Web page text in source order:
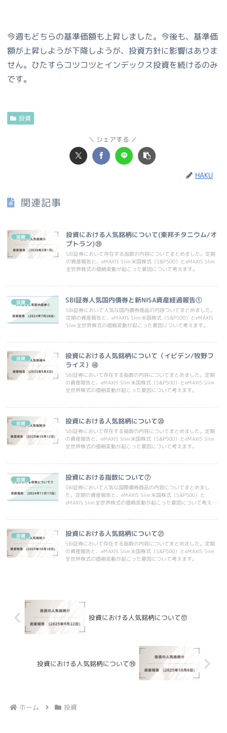
今週もどちらの基準価額も上昇しました。今後も、基準価
額が上昇しようが下降しようが、投資方針に影響はありま
せん。ひたすらコツコツとインデックス投資を続けるのみ
です。
投資
シェアする
HAKU
関連記事
投資 投資における人気銘柄について(東邦チタニウム/オ
プトラン)㊴
SBI証券において存在する指数の内容についてまとめました。定期
の資産報告と、eMAXIS Slim米国株式（S&P500）とeMAXIS Slim
全世界株式の価格変動が起こった要因について考えます。
投資 SBI証券人気国内債券と新NISA資産経過報告①
SBI証券において人気な国内債券商品の内容ついてまとめました。
定期の資産報告と、eMAXIS Slim米国株式（S&P500）とeMAXIS
Slim全世界株式の価格変動が起こった要因について考えます。
投資 投資における人気銘柄について（イビデン/牧野フ
ライス）㊽
SBI証券において存在する指数の内容についてまとめました。定期
の資産報告と、eMAXIS Slim米国株式（S&P500）とeMAXIS Slim
全世界株式の価格変動が起こった要因について考えます。
投資 投資における人気銘柄について⑳
SBI証券において存在する指数の内容についてまとめました。定期
の資産報告と、eMAXIS Slim米国株式（S&P500）とeMAXIS Slim
全世界株式の価格変動が起こった要因について考えます。
投資 投資における指数について⑦
SBI証券において人気な国際債券商品の内容についてまとめまし
た。定期の資産報告と、eMAXIS Slim米国株式（S&P500）と
eMAXIS Slim全世界株式の価格変動が起こった要因について考えま
投資 投資における人気銘柄について㉑
SBI証券において存在する指数の内容についてまとめました。定期
の資産報告と、eMAXIS Slim米国株式（S&P500）とeMAXIS Slim
全世界株式の価格変動が起こった要因について考えます。
投資における人気銘柄について⑰
投資における人気銘柄について⑲
ホーム 投資